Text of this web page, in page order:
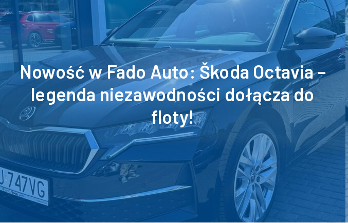
Nowość w Fado Auto: Škoda Octavia –
legenda niezawodności dołącza do
floty!